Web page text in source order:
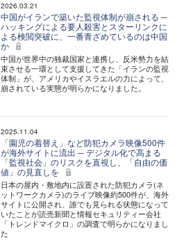
2026.03.21
中国がイランで築いた監視体制が崩される ─
ハッキングによる要人殺害とスターリンクに
よる検閲突破に、一番青ざめているのは中国
か
中国が世界中の独裁国家と連携し、反米勢力を結
束させる一環として支援してきた「イランの監視
体制」が、アメリカやイスラエルの力によって、
崩されている実態が明らかになりました。
2025.11.04
「園児の着替え」など防犯カメラ映像500件
が海外サイトに流出 ─ デジタル化で高まる
「監視社会」のリスクを直視し、「自由の価
値」の見直しを
日本の屋内・敷地内に設置された防犯カメラ(ネ
ットワークカメラ)のライブ映像約500件が、海外
サイトに公開され、誰でも見られる状態になって
いたことが読売新聞と情報セキュリティー会社
「トレンドマイクロ」の調査で明らかになりまし
た